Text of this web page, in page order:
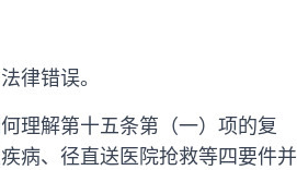
律错误。
理解第十五条第（一）项的复
病、径直送医院抢救等四要件并